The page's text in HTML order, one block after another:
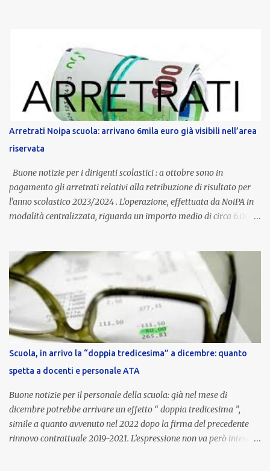
dedicato alle donne vittime di violenza di genere, in linea con la
normativa nazionale e con l’obiettivo di offrire maggiore tutela e
supporto in situazioni delicate. L’indennità provinciale per i docenti
è un unicum in Italia: si tratta di una misura esclusiva della
Provincia autonoma di Bolzano, che integra in maniera stabile lo
stipendio nazionale grazie alle prerogative garantite
dall’autonomia locale. Non è un bonus temporaneo né un
compenso accessorio, ma una voce strutturale di retribuzione,
aggiornata periodicamente in base al cost...
Arretrati Noipa scuola: arrivano 6mila euro già visibili nell’area
riservata
Buone notizie per i dirigenti scolastici : a ottobre sono in
pagamento gli arretrati relativi alla retribuzione di risultato per
l’anno scolastico 2023/2024 . L’operazione, effettuata da NoiPA in
modalità centralizzata, riguarda un importo medio di circa 6.000
ordinaria di ottobre . Cos’è la retribuzione di risultato La
retribuzione di risultato rappresenta la parte variabile dello
stipendio dei dirigenti scolastici. Viene corrisposta per valorizzare
la qualità dell’attività svolta, la gestione delle risorse e il
raggiungimento degli obiettivi fissati dal Ministero dell’Istruzione
e del Merito (MIM) . Per l’anno scolastico 2023/2024, il MIM ha
completato la procedura di valutazione e trasmesso i dati a NoiPA,
che ha poi disposto la liquidazione automatica in busta paga . Gli
importi e le trattenute L’importo medio lordo riconosciuto è di 6....
Scuola, in arrivo la “doppia tredicesima” a dicembre: quanto
spetta a docenti e personale ATA
Buone notizie per il personale della scuola: già nel mese di
dicembre potrebbe arrivare un effetto “ doppia tredicesima ”,
simile a quanto avvenuto nel 2022 dopo la firma del precedente
rinnovo contrattuale 2019-2021. L’espressione non va però intesa in